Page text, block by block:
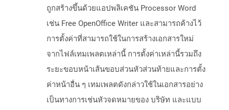
ถูกสร้างขึ้นด้วยแอปพลิเคชัน Processor Word
เช่น Free OpenOffice Writer และสามารถค้างไว้
การตั้งค่าที่สามารถใช้ในการสร้างเอกสารใหม่
จากไฟล์เทมเพลตเหล่านี้ การตั้งค่าเหล่านี้รวมถึง
ระยะขอบหน้าเส้นขอบส่วนหัวส่วนท้ายและการตั้ง
ค่าหน้าอื่น ๆ เทมเพลตดังกล่าวใช้ในเอกสารอย่าง
เป็นทางการเช่นหัวจดหมายของ บริษัท และแบบ